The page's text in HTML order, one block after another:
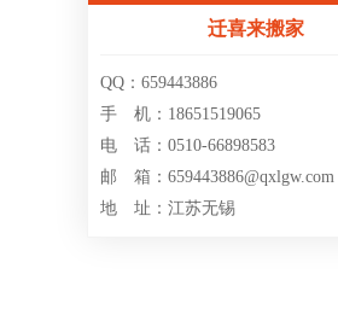
迁喜来搬家
QQ：659443886
手 机：18651519065
电 话：0510-66898583
邮 箱：659443886@qxlgw.com
地 址：江苏无锡